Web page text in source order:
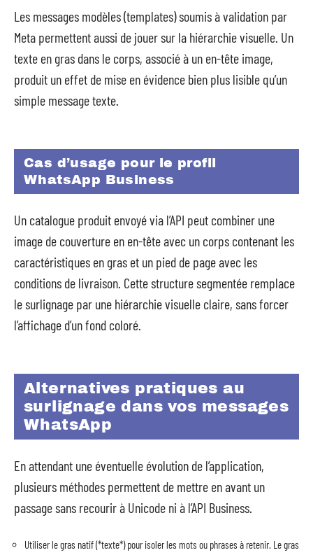
Les messages modèles (templates) soumis à validation par
Meta permettent aussi de jouer sur la hiérarchie visuelle. Un
texte en gras dans le corps, associé à un en-tête image,
produit un effet de mise en évidence bien plus lisible qu’un
simple message texte.
Cas d’usage pour le profil
WhatsApp Business
Un catalogue produit envoyé via l’API peut combiner une
image de couverture en en-tête avec un corps contenant les
caractéristiques en gras et un pied de page avec les
conditions de livraison. Cette structure segmentée remplace
le surlignage par une hiérarchie visuelle claire, sans forcer
l’affichage d’un fond coloré.
Alternatives pratiques au
surlignage dans vos messages
WhatsApp
En attendant une éventuelle évolution de l’application,
plusieurs méthodes permettent de mettre en avant un
passage sans recourir à Unicode ni à l’API Business.
Utiliser le gras natif (*texte*) pour isoler les mots ou phrases à retenir. Le gras